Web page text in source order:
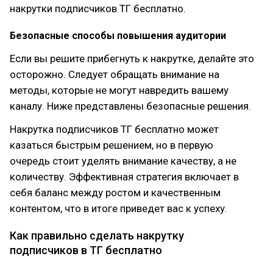
накрутки подписчиков ТГ бесплатно.
Безопасные способы повышения аудитории
Если вы решите прибегнуть к накрутке, делайте это
осторожно. Следует обращать внимание на
методы, которые не могут навредить вашему
каналу. Ниже представлены безопасные решения.
Накрутка подписчиков ТГ бесплатно может
казаться быстрым решением, но в первую
очередь стоит уделять внимание качеству, а не
количеству. Эффективная стратегия включает в
себя баланс между ростом и качественным
контентом, что в итоге приведет вас к успеху.
Как правильно сделать накрутку
подписчиков в ТГ бесплатно